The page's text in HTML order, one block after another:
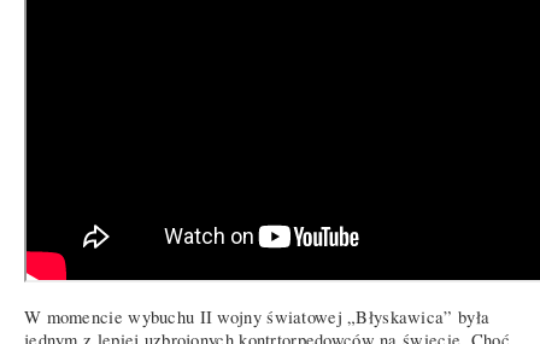
W momencie wybuchu II wojny światowej „Błyskawica” była